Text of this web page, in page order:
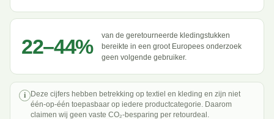
22–44%
van de geretourneerde kledingstukken
bereikte in een groot Europees onderzoek
geen volgende gebruiker.
i
Deze cijfers hebben betrekking op textiel en kleding en zijn niet
één-op-één toepasbaar op iedere productcategorie. Daarom
claimen wij geen vaste CO₂-besparing per retourdeal.